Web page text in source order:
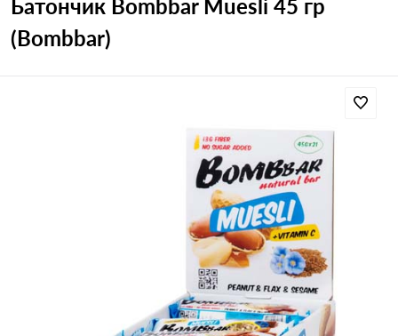
Батончик Bombbar Muesli 45 гр
(Bombbar)